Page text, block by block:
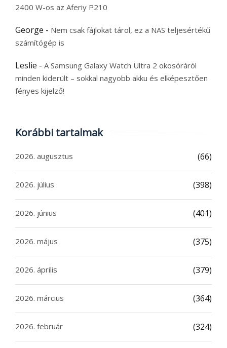
2400 W-os az Aferiy P210
George - Nem csak fájlokat tárol, ez a NAS teljesértékű
számítógép is
Leslie - A Samsung Galaxy Watch Ultra 2 okosóráról
minden kiderült – sokkal nagyobb akku és elképesztően
fényes kijelző!
Korábbi tartalmak
2026. augusztus (66)
2026. július (398)
2026. június (401)
2026. május (375)
2026. április (379)
2026. március (364)
2026. február (324)